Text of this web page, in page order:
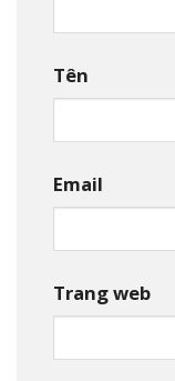
Tên
Email
Trang web